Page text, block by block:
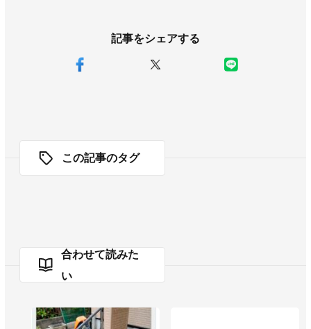
記事をシェアする
この記事のタグ
合わせて読みた
い